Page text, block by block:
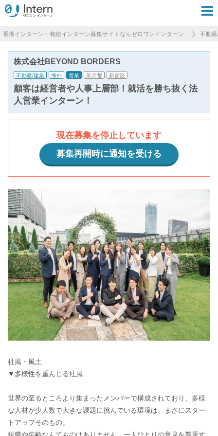
長期インターン・有給インターン募集サイトならゼロワンインターン 不動
株式会社BEYOND BORDERS
不動産/建築 海外 営業 東京都 新宿区
顧客は経営者や人事上層部！就活を勝ち抜く法
人営業インターン！
現在募集を停止しています
募集再開時に通知を受ける
社風・風土
▼多様性を重んじる社風
世界の至るところより集まったメンバーで構成されており、多様
な人材が少人数で大きな課題に挑んでいる環境は、まさにスター
トアップそのもの。